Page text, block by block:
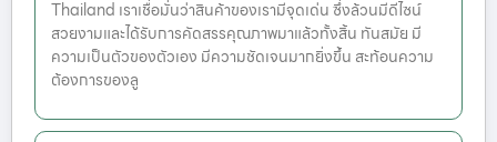
Thailand เราเชื่อมั่นว่าสินค้าของเรามีจุดเด่น ซึ่งล้วนมีดีไซน์
สวยงามและได้รับการคัดสรรคุณภาพมาแล้วทั้งสิ้น ทันสมัย มี
ความเป็นตัวของตัวเอง มีความชัดเจนมากยิ่งขึ้น สะท้อนความ
ต้องการของลู